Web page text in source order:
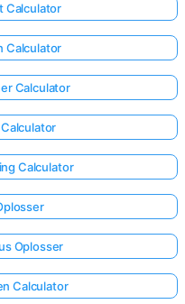
Calculator
Calculator
Calculator
Calculator
Oplosser
Calculator